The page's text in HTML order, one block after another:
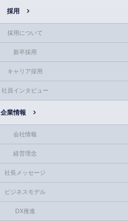
採用
採用について
新卒採用
キャリア採用
社員インタビュー
企業情報
会社情報
経営理念
社長メッセージ
ビジネスモデル
DX推進